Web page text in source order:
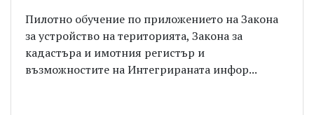
Пилотно обучение по приложението на Закона
за устройство на територията, Закона за
кадастъра и имотния регистър и
възможностите на Интегрираната инфор...